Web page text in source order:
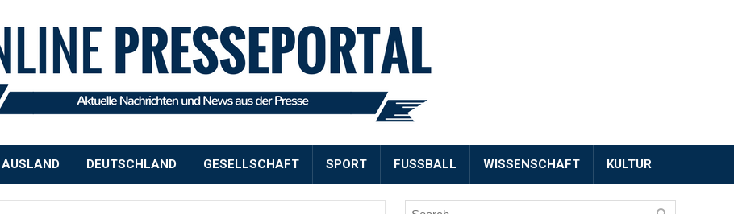
AUSLAND DEUTSCHLAND GESELLSCHAFT SPORT FUSSBALL WISSENSCHAFT KULTUR